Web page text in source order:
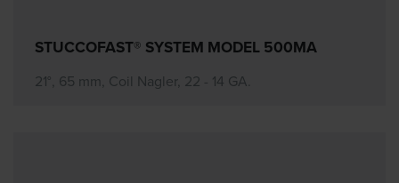
STUCCOFAST® SYSTEM MODEL 500MA
21°, 65 mm, Coil Nagler, 22 - 14 GA.